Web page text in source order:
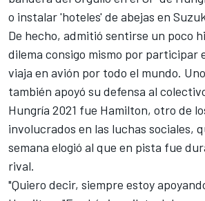
o instalar 'hoteles' de abejas en
De hecho, admitió sentirse un poco
dilema consigo mismo por participar
viaja en avión por todo el mundo.
también apoyó su defensa al
Hungría 2021 fue Hamilton, otro de
involucrados en las luchas sociales,
semana elogió al que en pista fue
rival.
"Quiero decir, siempre estoy